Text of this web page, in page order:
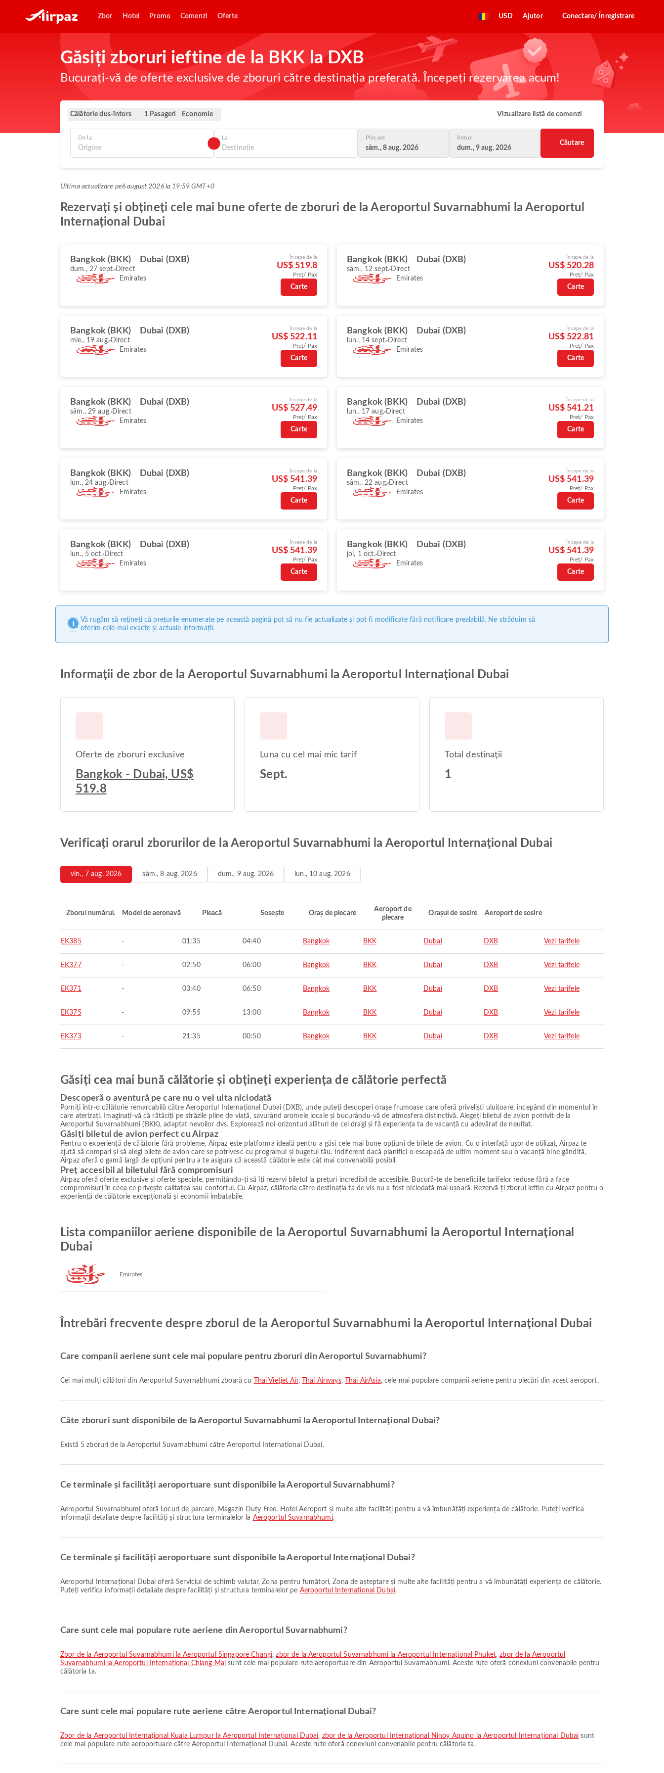
Zbor Hotel Promo Comenzi Oferte USD Ajutor Conectare/ Înregistrare
Găsiți zboruri ieftine de la BKK la DXB
Bucurați-vă de oferte exclusive de zboruri către destinația preferată. Începeți rezervarea acum!
Călătorie dus-întors 1 Pasageri Economie Vizualizare listă de comenzi
De la La Plecare
sâm., 8 aug. 2026
Retur
dum., 9 aug. 2026
Căutare
Ultima actualizare pe6 august 2026 la 19:59 GMT+0
Rezervați și obțineți cele mai bune oferte de zboruri de la Aeroportul Suvarnabhumi la Aeroportul
Internațional Dubai
Bangkok (BKK) Dubai (DXB)
dum., 27 sept. Direct
Emirates
Începe de la
US$ 519.8
Preț/ Pax
Carte
Bangkok (BKK) Dubai (DXB)
sâm., 12 sept. Direct
Emirates
Începe de la
US$ 520.28
Preț/ Pax
Carte
Bangkok (BKK) Dubai (DXB)
mie., 19 aug. Direct
Emirates
Începe de la
US$ 522.11
Preț/ Pax
Carte
Bangkok (BKK) Dubai (DXB)
lun., 14 sept. Direct
Emirates
Începe de la
US$ 522.81
Preț/ Pax
Carte
Bangkok (BKK) Dubai (DXB)
sâm., 29 aug. Direct
Emirates
Începe de la
US$ 527.49
Preț/ Pax
Carte
Bangkok (BKK) Dubai (DXB)
lun., 17 aug. Direct
Emirates
Începe de la
US$ 541.21
Preț/ Pax
Carte
Bangkok (BKK) Dubai (DXB)
lun., 24 aug. Direct
Emirates
Începe de la
US$ 541.39
Preț/ Pax
Carte
Bangkok (BKK) Dubai (DXB)
sâm., 22 aug. Direct
Emirates
Începe de la
US$ 541.39
Preț/ Pax
Carte
Bangkok (BKK) Dubai (DXB)
lun., 5 oct. Direct
Emirates
Începe de la
US$ 541.39
Preț/ Pax
Carte
Bangkok (BKK) Dubai (DXB)
joi, 1 oct. Direct
Emirates
Începe de la
US$ 541.39
Preț/ Pax
Carte
Vă rugăm să rețineți că prețurile enumerate pe această pagină pot să nu fie actualizate și pot fi modificate fără notificare prealabilă. Ne străduim să
oferim cele mai exacte și actuale informații.
Informații de zbor de la Aeroportul Suvarnabhumi la Aeroportul Internațional Dubai
Oferte de zboruri exclusive
Bangkok - Dubai, US$
519.8
Luna cu cel mai mic tarif
Sept.
Total destinații
1
Verificați orarul zborurilor de la Aeroportul Suvarnabhumi la Aeroportul Internațional Dubai
vin., 7 aug. 2026 sâm., 8 aug. 2026 dum., 9 aug. 2026 lun., 10 aug. 2026
Zborul numărul. Model de aeronavă Pleacă Sosește Oraș de plecare
Aeroport de
plecare
Orașul de sosire Aeroport de sosire
EK385 - 01:35 04:40 Bangkok BKK Dubai DXB Vezi tarifele
EK377 - 02:50 06:00 Bangkok BKK Dubai DXB Vezi tarifele
EK371 - 03:40 06:50 Bangkok BKK Dubai DXB Vezi tarifele
EK375 - 09:55 13:00 Bangkok BKK Dubai DXB Vezi tarifele
EK373 - 21:35 00:50 Bangkok BKK Dubai DXB Vezi tarifele
Găsiți cea mai bună călătorie și obțineți experiența de călătorie perfectă
Descoperă o aventură pe care nu o vei uita niciodată
Porniți într-o călătorie remarcabilă către Aeroportul Internațional Dubai (DXB), unde puteți descoperi orașe frumoase care oferă priveliști uluitoare, începând din momentul în
care aterizați. Imaginați-vă că rătăciți pe străzile pline de viață, savurând aromele locale și bucurându-vă de atmosfera distinctivă. Alegeți biletul de avion potrivit de la
Aeroportul Suvarnabhumi (BKK), adaptat nevoilor dvs. Explorează noi orizonturi alături de cei dragi și fă experiența ta de vacanță cu adevărat de neuitat.
Găsiți biletul de avion perfect cu Airpaz
Pentru o experiență de călătorie fără probleme, Airpaz este platforma ideală pentru a găsi cele mai bune opțiuni de bilete de avion. Cu o interfață ușor de utilizat, Airpaz te
ajută să compari și să alegi bilete de avion care se potrivesc cu programul și bugetul tău. Indiferent dacă planifici o escapadă de ultim moment sau o vacanță bine gândită,
Airpaz oferă o gamă largă de opțiuni pentru a te asigura că această călătorie este cât mai convenabilă posibil.
Preț accesibil al biletului fără compromisuri
Airpaz oferă oferte exclusive și oferte speciale, permițându-ți să îți rezervi biletul la prețuri incredibil de accesibile. Bucură-te de beneficiile tarifelor reduse fără a face
compromisuri în ceea ce privește calitatea sau confortul. Cu Airpaz, călătoria către destinația ta de vis nu a fost niciodată mai ușoară. Rezervă-ți zborul ieftin cu Airpaz pentru o
experiență de călătorie excepțională și economii imbatabile.
Lista companiilor aeriene disponibile de la Aeroportul Suvarnabhumi la Aeroportul Internațional
Dubai
Emirates
Întrebări frecvente despre zborul de la Aeroportul Suvarnabhumi la Aeroportul Internațional Dubai
Care companii aeriene sunt cele mai populare pentru zboruri din Aeroportul Suvarnabhumi?
Cei mai mulți călători din Aeroportul Suvarnabhumi zboară cu Thai Vietjet Air, Thai Airways, Thai AirAsia, cele mai populare companii aeriene pentru plecări din acest aeroport.
Câte zboruri sunt disponibile de la Aeroportul Suvarnabhumi la Aeroportul Internațional Dubai?
Există 5 zboruri de la Aeroportul Suvarnabhumi către Aeroportul Internațional Dubai.
Ce terminale și facilități aeroportuare sunt disponibile la Aeroportul Suvarnabhumi?
Aeroportul Suvarnabhumi oferă Locuri de parcare, Magazin Duty Free, Hotel Aeroport și multe alte facilități pentru a vă îmbunătăți experiența de călătorie. Puteți verifica
informații detaliate despre facilități și structura terminalelor la Aeroportul Suvarnabhumi.
Ce terminale și facilități aeroportuare sunt disponibile la Aeroportul Internațional Dubai?
Aeroportul Internațional Dubai oferă Serviciul de schimb valutar, Zona pentru fumători, Zona de așteptare și multe alte facilități pentru a vă îmbunătăți experiența de călătorie.
Puteți verifica informații detaliate despre facilități și structura terminalelor pe Aeroportul Internațional Dubai.
Care sunt cele mai populare rute aeriene din Aeroportul Suvarnabhumi?
zbor de la Aeroportul Suvarnabhumi la Aeroportul Singapore Changi,zbor de la Aeroportul Suvarnabhumi la Aeroportul Internațional Phuket,zbor de la Aeroportul
Suvarnabhumi la Aeroportul Internațional Chiang Mai sunt cele mai populare rute aeroportuare din Aeroportul Suvarnabhumi. Aceste rute oferă conexiuni convenabile pentru
călătoria ta.
Care sunt cele mai populare rute aeriene către Aeroportul Internațional Dubai?
zbor de la Aeroportul Internațional Kuala Lumpur la Aeroportul Internațional Dubai, zbor de la Aeroportul Internațional Ninoy Aquino la Aeroportul Internațional Dubai sunt
cele mai populare rute aeroportuare către Aeroportul Internațional Dubai. Aceste rute oferă conexiuni convenabile pentru călătoria ta.